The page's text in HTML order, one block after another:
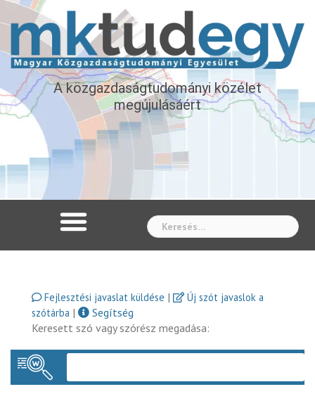
A közgazdaságtudományi közélet
megújulásáért
Fejlesztési javaslat küldése |
Új szót javaslok a
szótárba |
Segítség
Keresett szó vagy szórész megadása: